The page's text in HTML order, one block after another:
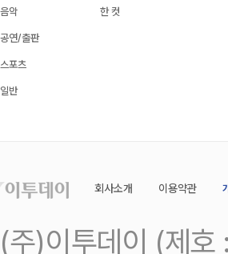
음악
공연/출판
스포츠
일반
한 컷
회사소개 이용약관
(주)이투데이 (제